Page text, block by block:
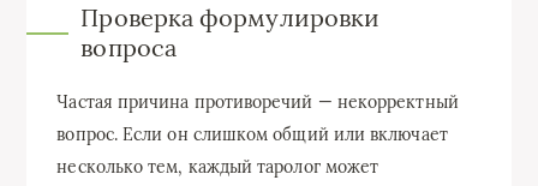
Проверка формулировки
вопроса
Частая причина противоречий — некорректный
вопрос. Если он слишком общий или включает
несколько тем, каждый таролог может